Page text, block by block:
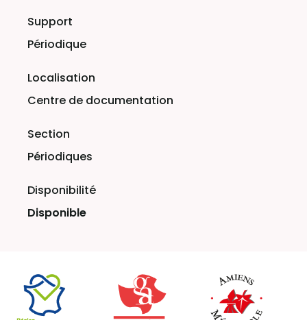
Périodique
Centre de documentation
Périodiques
Disponible